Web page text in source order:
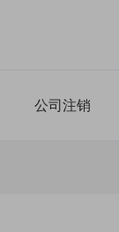
公司注销